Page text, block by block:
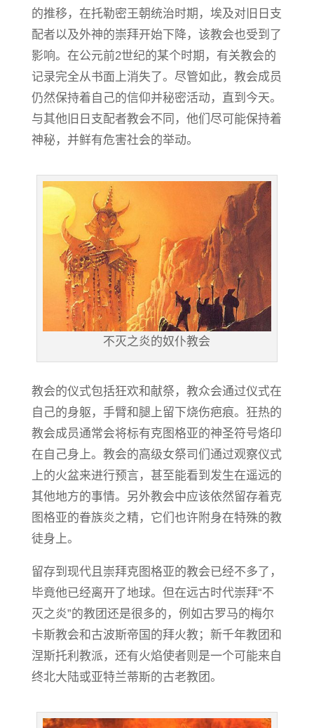
的推移，在托勒密王朝统治时期，埃及对旧日支
配者以及外神的崇拜开始下降，该教会也受到了
影响。在公元前2世纪的某个时期，有关教会的
记录完全从书面上消失了。尽管如此，教会成员
仍然保持着自己的信仰并秘密活动，直到今天。
与其他旧日支配者教会不同，他们尽可能保持着
神秘，并鲜有危害社会的举动。
不灭之炎的奴仆教会
教会的仪式包括狂欢和献祭，教众会通过仪式在
自己的身躯，手臂和腿上留下烧伤疤痕。狂热的
教会成员通常会将标有克图格亚的神圣符号烙印
在自己身上。教会的高级女祭司们通过观察仪式
上的火盆来进行预言，甚至能看到发生在遥远的
其他地方的事情。另外教会中应该依然留存着克
图格亚的眷族炎之精，它们也许附身在特殊的教
徒身上。
留存到现代且崇拜克图格亚的教会已经不多了，
毕竟他已经离开了地球。但在远古时代崇拜“不
灭之炎”的教团还是很多的，例如古罗马的梅尔
卡斯教会和古波斯帝国的拜火教；新千年教团和
涅斯托利教派，还有火焰使者则是一个可能来自
终北大陆或亚特兰蒂斯的古老教团。